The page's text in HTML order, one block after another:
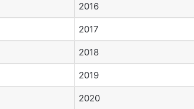
2016
2017
2018
2019
2020